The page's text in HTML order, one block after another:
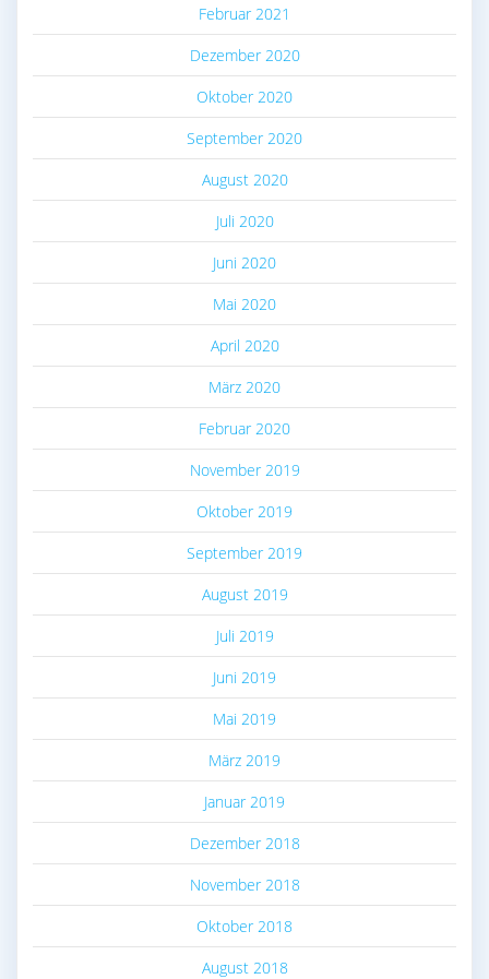
Februar 2021
Dezember 2020
Oktober 2020
September 2020
August 2020
Juli 2020
Juni 2020
Mai 2020
April 2020
März 2020
Februar 2020
November 2019
Oktober 2019
September 2019
August 2019
Juli 2019
Juni 2019
Mai 2019
März 2019
Januar 2019
Dezember 2018
November 2018
Oktober 2018
August 2018